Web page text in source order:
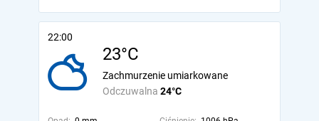
22:00
23°C
Odczuwalna 24°C
Zachmurzenie umiarkowane